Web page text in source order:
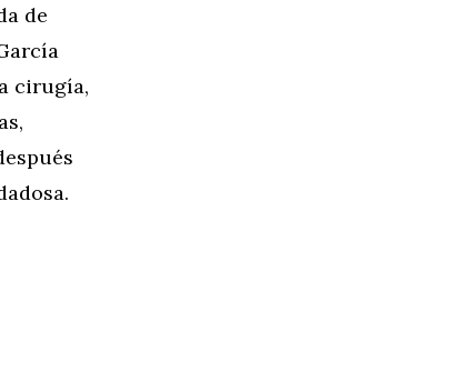
de
cirugía,